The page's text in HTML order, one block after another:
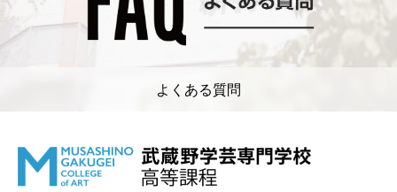
よくある質問